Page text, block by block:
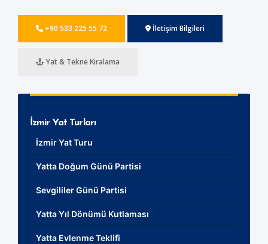
+90 533 225 55 72 İletişim Bilgileri
Yat & Tekne Kiralama
İzmir Yat Turları
İzmir Yat Turu
Yatta Doğum Günü Partisi
Sevgililer Günü Partisi
Yatta Yıl Dönümü Kutlaması
Yatta Evlenme Teklifi